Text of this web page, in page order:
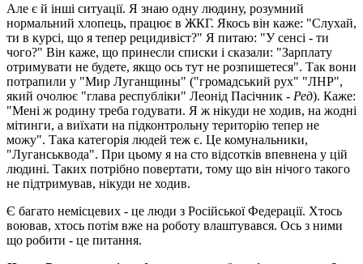
Але є й інші ситуації. Я знаю одну людину, розумний
нормальний хлопець, працює в ЖКГ. Якось він каже: "Слухай,
ти в курсі, що я тепер рецидивіст?" Я питаю: "У сенсі - ти
чого?" Він каже, що принесли списки і сказали: "Зарплату
отримувати не будете, якщо ось тут не розпишетеся". Так вони
потрапили у "Мир Луганщины" ("громадський рух" "ЛНР",
який очолює "глава республіки" Леонід Пасічник - Ред). Каже:
"Мені ж родину треба годувати. Я ж нікуди не ходив, на жодні
мітинги, а виїхати на підконтрольну територію тепер не
можу". Така категорія людей теж є. Це комунальники,
"Луганськвода". При цьому я на сто відсотків впевнена у цій
людині. Таких потрібно повертати, тому що він нічого такого
не підтримував, нікуди не ходив.
Є багато немісцевих - це люди з Російської Федерації. Хтось
воював, хтось потім вже на роботу влаштувався. Ось з ними
що робити - це питання.